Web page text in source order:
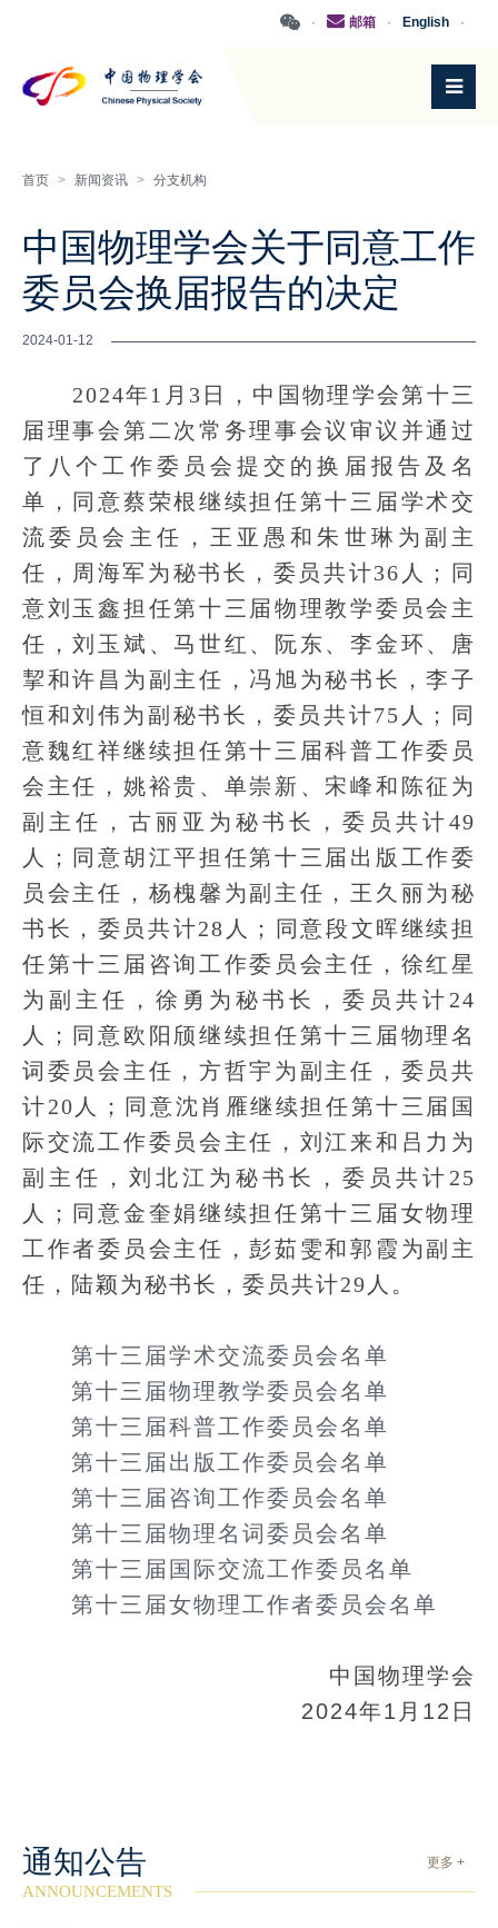
·
English
·
邮箱
·
首页 > 新闻资讯 > 分支机构
中国物理学会关于同意工作
委员会换届报告的决定
2024-01-12
2024年1月3日，中国物理学会第十三
届理事会第二次常务理事会议审议并通过
了八个工作委员会提交的换届报告及名
单，同意蔡荣根继续担任第十三届学术交
流委员会主任，王亚愚和朱世琳为副主
任，周海军为秘书长，委员共计36人；同
意刘玉鑫担任第十三届物理教学委员会主
任，刘玉斌、马世红、阮东、李金环、唐
挈和许昌为副主任，冯旭为秘书长，李子
恒和刘伟为副秘书长，委员共计75人；同
意魏红祥继续担任第十三届科普工作委员
会主任，姚裕贵、单崇新、宋峰和陈征为
副主任，古丽亚为秘书长，委员共计49
人；同意胡江平担任第十三届出版工作委
员会主任，杨槐馨为副主任，王久丽为秘
书长，委员共计28人；同意段文晖继续担
任第十三届咨询工作委员会主任，徐红星
为副主任，徐勇为秘书长，委员共计24
人；同意欧阳颀继续担任第十三届物理名
词委员会主任，方哲宇为副主任，委员共
计20人；同意沈肖雁继续担任第十三届国
际交流工作委员会主任，刘江来和吕力为
副主任，刘北江为秘书长，委员共计25
人；同意金奎娟继续担任第十三届女物理
工作者委员会主任，彭茹雯和郭霞为副主
任，陆颖为秘书长，委员共计29人。
第十三届学术交流委员会名单
第十三届物理教学委员会名单
第十三届科普工作委员会名单
第十三届出版工作委员会名单
第十三届咨询工作委员会名单
第十三届物理名词委员会名单
第十三届国际交流工作委员名单
第十三届女物理工作者委员会名单
中国物理学会
2024年1月12日
通知公告 更多 +
ANNOUNCEMENTS